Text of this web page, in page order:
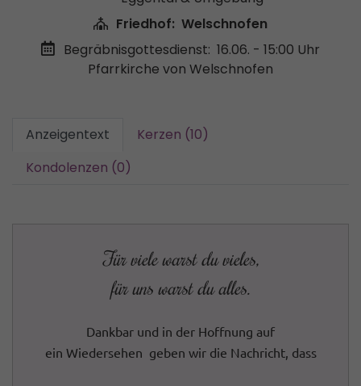
Friedhof: Welschnofen
Begräbnisgottesdienst: 16.06. - 15:00 Uhr
Pfarrkirche von Welschnofen
Anzeigentext
Kerzen (10)
Kondolenzen (0)
Für viele warst du vieles,
für uns warst du alles.
Dankbar und in der Hoffnung auf
ein Wiedersehen geben wir die Nachricht, dass